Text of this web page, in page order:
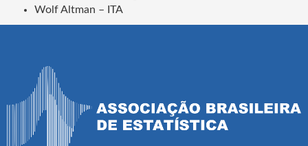
Wolf Altman – ITA